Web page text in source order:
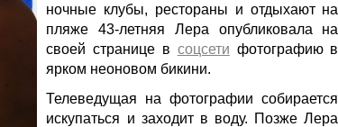
ночные клубы, рестораны и отдыхают на
пляже 43-летняя Лера опубликовала на
своей странице в соцсети фотографию в
ярком неоновом бикини.
Телеведущая на фотографии собирается
искупаться и заходит в воду. Позже Лера